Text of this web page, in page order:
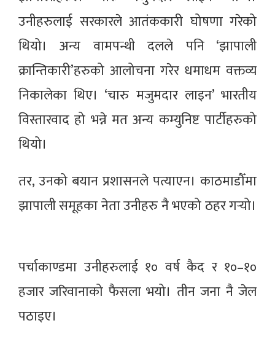
उनीहरुलाई सरकारले आतंककारी घोषणा गरेको
थियो। अन्य वामपन्थी दलले पनि ‘झापाली
क्रान्तिकारी’हरुको आलोचना गरेर धमाधम वक्तव्य
निकालेका थिए। ‘चारु मजुमदार लाइन’ भारतीय
विस्तारवाद हो भन्ने मत अन्य कम्युनिष्ट पार्टीहरुको
थियो।
तर, उनको बयान प्रशासनले पत्याएन। काठमाडौँमा
झापाली समूहका नेता उनीहरु नै भएको ठहर गर्‍यो।
पर्चाकाण्डमा उनीहरुलाई १० वर्ष कैद र १०–१०
हजार जरिवानाको फैसला भयो। तीन जना नै जेल
पठाइए।